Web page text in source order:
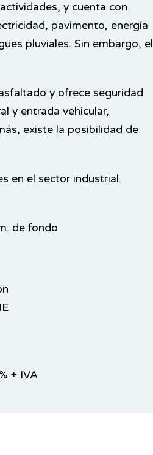
y cuenta con
pavimento, energía
pluviales. Sin embargo, el
y ofrece seguridad
y entrada vehicular,
existe la posibilidad de
en el sector industrial.
de fondo
+ IVA